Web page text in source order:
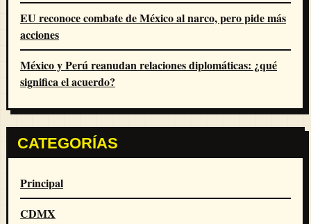
EU reconoce combate de México al narco, pero pide más
acciones
México y Perú reanudan relaciones diplomáticas: ¿qué
significa el acuerdo?
CATEGORÍAS
Principal
CDMX